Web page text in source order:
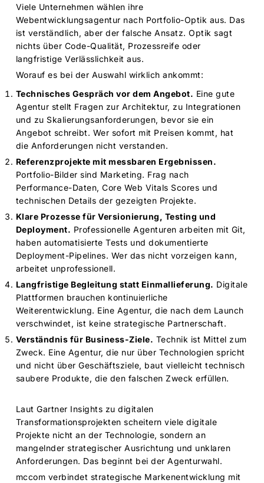
Viele Unternehmen wählen ihre
Webentwicklungsagentur nach Portfolio-Optik aus. Das
ist verständlich, aber der falsche Ansatz. Optik sagt
nichts über Code-Qualität, Prozessreife oder
langfristige Verlässlichkeit aus.
Worauf es bei der Auswahl wirklich ankommt:
Technisches Gespräch vor dem Angebot. Eine gute
Agentur stellt Fragen zur Architektur, zu Integrationen
und zu Skalierungsanforderungen, bevor sie ein
Angebot schreibt. Wer sofort mit Preisen kommt, hat
die Anforderungen nicht verstanden.
Referenzprojekte mit messbaren Ergebnissen.
Portfolio-Bilder sind Marketing. Frag nach
Performance-Daten, Core Web Vitals Scores und
technischen Details der gezeigten Projekte.
Klare Prozesse für Versionierung, Testing und
Deployment. Professionelle Agenturen arbeiten mit Git,
haben automatisierte Tests und dokumentierte
Deployment-Pipelines. Wer das nicht vorzeigen kann,
arbeitet unprofessionell.
Langfristige Begleitung statt Einmallieferung. Digitale
Plattformen brauchen kontinuierliche
Weiterentwicklung. Eine Agentur, die nach dem Launch
verschwindet, ist keine strategische Partnerschaft.
Verständnis für Business-Ziele. Technik ist Mittel zum
Zweck. Eine Agentur, die nur über Technologien spricht
und nicht über Geschäftsziele, baut vielleicht technisch
saubere Produkte, die den falschen Zweck erfüllen.
Laut Gartner Insights zu digitalen
Transformationsprojekten scheitern viele digitale
Projekte nicht an der Technologie, sondern an
mangelnder strategischer Ausrichtung und unklaren
Anforderungen. Das beginnt bei der Agenturwahl.
mccom verbindet strategische Markenentwicklung mit